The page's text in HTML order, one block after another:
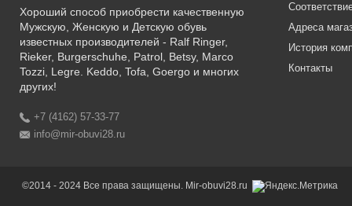
Хороший способ приобрести качественную
Мужскую, Женскую и Детскую обувь
известных производителей - Ralf Ringer,
Rieker, Burgerschuhe, Patrol, Betsy, Marco
Tozzi, Legre. Keddo, Tofa, Goergo и многих
других!
+7 (4162) 57-33-77
info@mir-obuvi28.ru
Адреса
История
Контакты
©2014 - 2024 Все права защищены. Mir-obuvi28.ru